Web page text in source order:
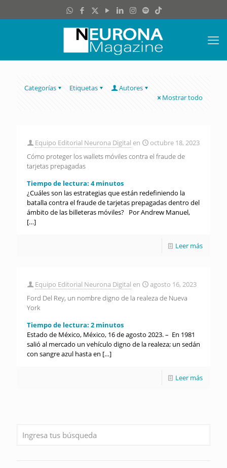
Categorías Etiquetas
Autores
Mostrar todo
Equipo Editorial Neurona Digital en
octubre 18, 2023
Cómo proteger los wallets móviles contra el fraude de
tarjetas prepagadas
Tiempo de lectura: 4 minutos
¿Cuáles son las estrategias que están redefiniendo la
batalla contra el fraude de tarjetas prepagadas dentro del
ámbito de las billeteras móviles? Por Andrew Manuel,
[…]
Leer más
Equipo Editorial Neurona Digital en
agosto 16, 2023
Ford Del Rey, un nombre digno de la realeza de Nueva
York
Tiempo de lectura: 2 minutos
Estado de México, México, 16 de agosto 2023. – En 1981
salió al mercado un vehículo digno de la realeza; un sedán
con sangre azul hasta en […]
Leer más